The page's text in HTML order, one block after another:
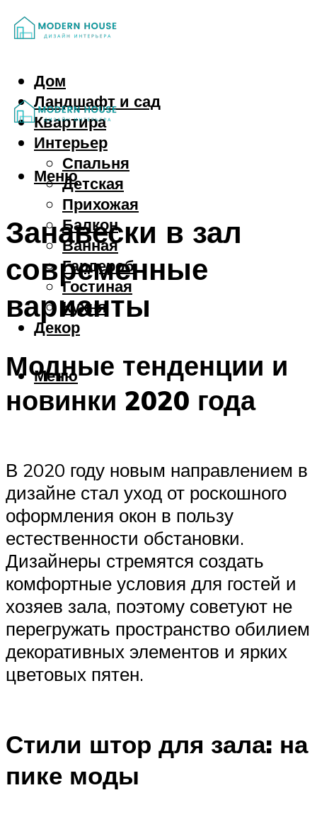
Дом
Ландшафт и сад
Квартира
Интерьер
Спальня
Детская
Прихожая
Балкон
Ванная
Гардероб
Гостиная
Кухня
Декор
Меню
Меню
Занавески в зал
современные
варианты
Модные тенденции и
новинки 2020 года
В 2020 году новым направлением в
дизайне стал уход от роскошного
оформления окон в пользу
естественности обстановки.
Дизайнеры стремятся создать
комфортные условия для гостей и
хозяев зала, поэтому советуют не
перегружать пространство обилием
декоративных элементов и ярких
цветовых пятен.
Стили штор для зала: на
пике моды